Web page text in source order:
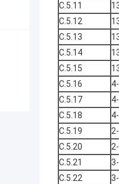
C.5.11
C.5.12
C.5.13
C.5.14
C.5.15
C.5.16
C.5.17
C.5.18
C.5.19
C.5.20
C.5.21
C.5.22